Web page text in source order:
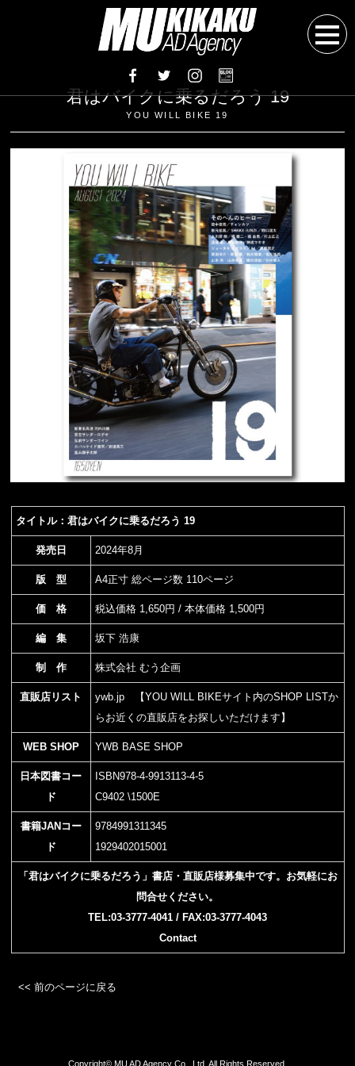
君はバイクに乗るだろう 19
YOU WILL BIKE 19
タイトル：君はバイクに乗るだろう 19
発売日 2024年8月
版 型 A4正寸 総ページ数 110ページ
価 格 税込価格 1,650円 / 本体価格 1,500円
編 集 坂下 浩康
制 作 株式会社 むう企画
直販店リスト ywb.jp【YOU WILL BIKEサイト内のSHOP LISTか
らお近くの直販店をお探しいただけます】
WEB SHOP YWB BASE SHOP
日本図書コー
ド
ISBN978-4-9913113-4-5
C9402 \1500E
書籍JANコー
ド
9784991311345
1929402015001
「君はバイクに乗るだろう」書店・直販店様募集中です。お気軽にお
問合せください。
TEL:03-3777-4041 / FAX:03-3777-4043
Contact
<< 前のページに戻る
Copyright© MU AD Agency Co., Ltd. All Rights Reserved.